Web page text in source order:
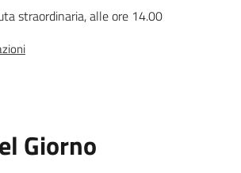
straordinaria, alle ore 14.00
Giorno